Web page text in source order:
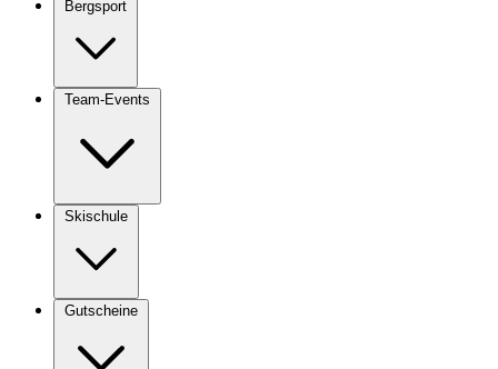
Bergsport
Team-Events
Skischule
Gutscheine